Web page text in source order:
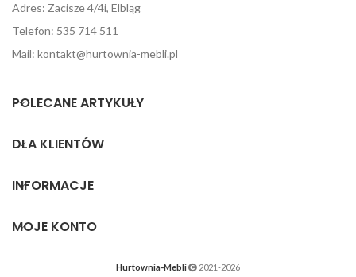
Adres: Zacisze 4/4i, Elbląg
Telefon: 535 714 511
Mail: kontakt@hurtownia-mebli.pl
POLECANE ARTYKUŁY
DLA KLIENTÓW
INFORMACJE
MOJE KONTO
Hurtownia-Mebli 2021-2026